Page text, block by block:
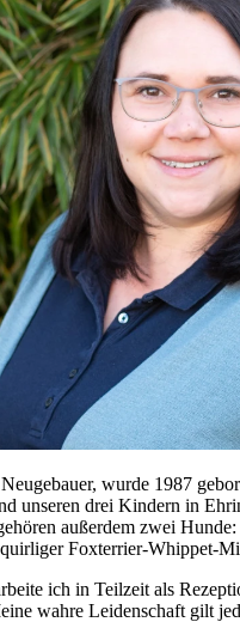
wurde 1987
unseren drei Kindern in
außerdem zwei
Foxterrier-Whippet-
ich in Teilzeit als
wahre Leidenschaft gilt